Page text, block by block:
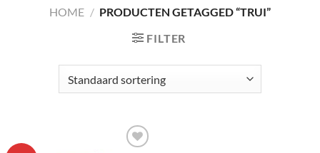
HOME / PRODUCTEN GETAGGED “TRUI”
FILTER